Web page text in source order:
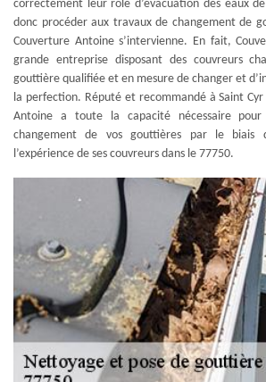
correctement leur rôle d’évacuation des eaux
donc procéder aux travaux de changement de
Couverture Antoine s’intervienne. En fait,
grande entreprise disposant des couvreurs
gouttière qualifiée et en mesure de changer et
la perfection. Réputé et recommandé à Saint
Antoine a toute la capacité nécessaire
changement de vos gouttières par le biais
l’expérience de ses couvreurs dans le 77750.